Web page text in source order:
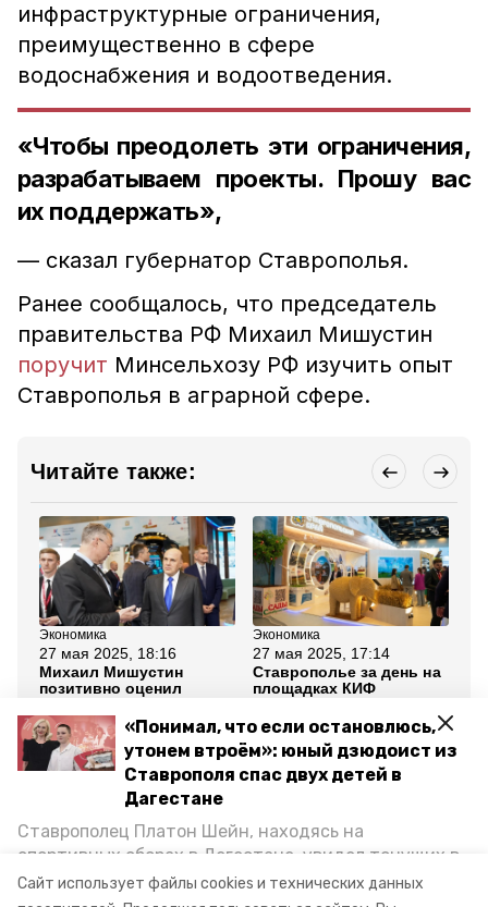
Сайт использует файлы cookies и технических данных
«Понимал, что если остановлюсь,
утонем втроём»: юный дзюдоист из
Ставрополя спас двух детей в
Дагестане
Ставрополец Платон Шейн, находясь на
спортивных сборах в Дегестане, увидел тонущих в
Каспийском море детей и бросился на помощь. По
инфраструктурные ограничения,
преимущественно в сфере
водоснабжения и водоотведения.
«Чтобы преодолеть эти ограничения,
разрабатываем проекты. Прошу вас
их поддержать»,
— сказал губернатор Ставрополья.
Ранее сообщалось, что председатель
правительства РФ Михаил Мишустин
поручит Минсельхозу РФ изучить опыт
Ставрополья в аграрной сфере.
Читайте также:
Экономика
27 мая 2025, 18:16
Михаил Мишустин
позитивно оценил
проектов на
Ставрополье
Экономика
27 мая 2025, 17:14
Ставрополье за день на
площадках КИФ
соглашений
Все новости
киф-2025 михаил мишустин
минеральные воды